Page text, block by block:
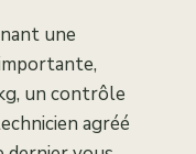
une
un contrôle
agréé